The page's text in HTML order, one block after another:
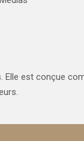
est conçue